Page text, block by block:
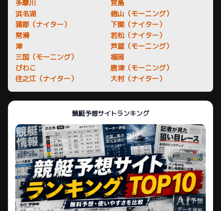
多摩川
浜名湖
蒲郡（ナイター）
常滑
津
三国（モーニング）
びわこ
住之江（ナイター）
宮島
徳山（モーニング）
下関（ナイター）
若松（ナイター）
芦屋（モーニング）
福岡
唐津（モーニング）
大村（ナイター）
競艇予想サイトランキング